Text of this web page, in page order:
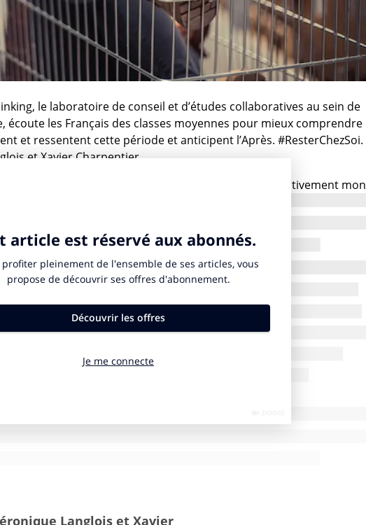
le laboratoire de conseil et d’études collaboratives au sein de
écoute les Français des classes moyennes pour mieux comprendre
et ressentent cette période et anticipent l’Après. #ResterChezSoi.
et Xavier Charpentier.
je ne prends que l’essentiel, pas de superflu, effectivement mon
ne pouvaient pas anticiper, et qui bouleverse leurs repères les
Leurs routines, leurs habitudes, et en particulier leurs
des grandes enseignes dans leurs formats de
Langlois et Xavier